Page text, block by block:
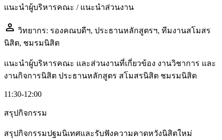
แนะนำผู้บริหารคณะ / แนะนำส่วนงาน
person วิทยากร: รองคณบดีฯ, ประธานหลักสูตรฯ, ทีมงานสโมสร
นิสิต, ชมรมนิสิต
แนะนำผู้บริหารคณะ และส่วนงานที่เกี่ยวข้อง งานวิชาการ และ
งานกิจการนิสิต ประธานหลักสูตร สโมสรนิสิต ชมรมนิสิต
11:30-12:00
สรุปกิจกรรม
สรุปกิจกรรมปฐมนิเทศและรับฟังความคาดหวังนิสิตใหม่